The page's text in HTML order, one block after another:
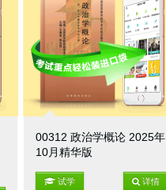
00312 政治学概论 2025年
10月精华版
试学 详情